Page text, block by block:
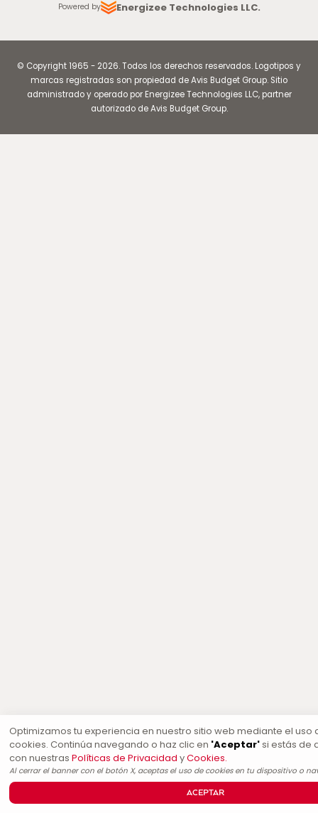
Optimizamos tu experiencia en nuestro sitio web mediante el uso
cookies. Continúa navegando o haz clic en 'Aceptar'si estás de
con nuestras Políticas de Privacidad yCookies.
Al cerrar el banner con el botón X, aceptas el uso de cookies en tu dispositivo o
ACEPTAR
Powered by
Energizee Technologies LLC.
© Copyright1965 - 2026.Todos los derechos reservados. Logotipos y
marcas registradas son propiedad de Avis Budget Group. Sitio
administrado y operado por Energizee Technologies LLC, partner
autorizado de Avis Budget Group.